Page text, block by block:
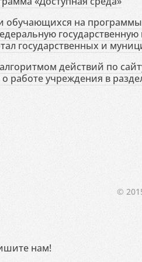
обучающихся на
государственных и
действий по
работе учреждения в
©
нам!